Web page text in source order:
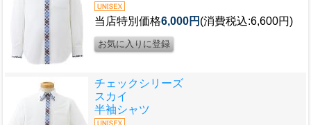
当店特別価格6,000円 (消費税込:6,600円)
チェックシリーズ
スカイ
半袖シャツ